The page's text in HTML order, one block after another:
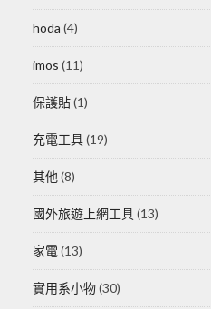
hoda (4)
imos (11)
保護貼(1)
充電工具(19)
其他 (8)
國外旅遊上網工具(13)
家電 (13)
實用系小物(30)